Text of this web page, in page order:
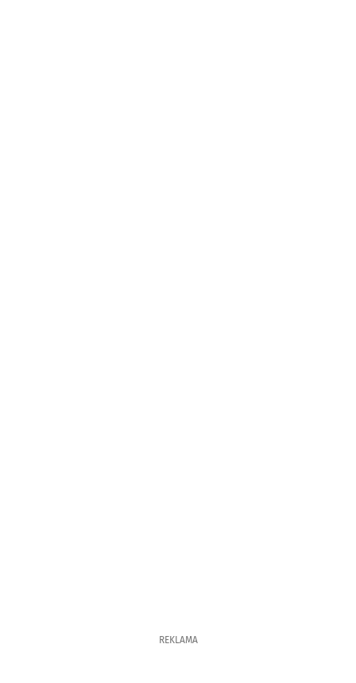
REKLAMA